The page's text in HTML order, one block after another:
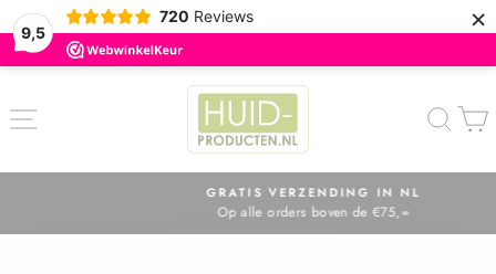
9,5
720 Reviews ×
Diavoorstelling
GRATIS VERZENDING IN NL
Op alle orders boven de €75,=